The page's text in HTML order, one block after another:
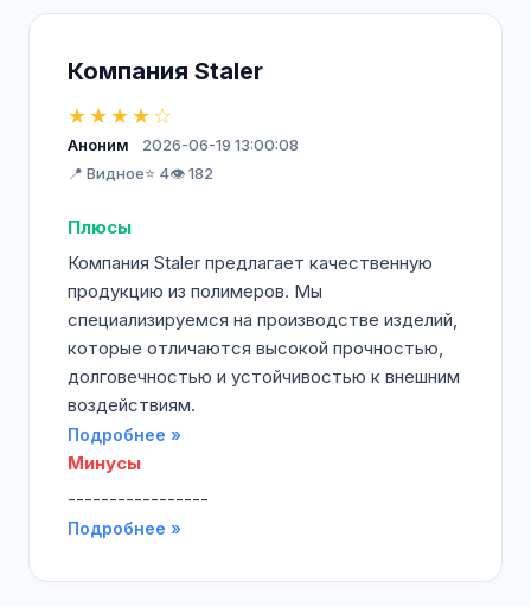
Компания Staler
★★★★☆
Аноним
2026-06-19 13:00:08
📍 Видное⭐ 4👁️ 182
Плюсы
Компания Staler предлагает качественную
продукцию из полимеров. Мы
специализируемся на производстве изделий,
которые отличаются высокой прочностью,
долговечностью и устойчивостью к внешним
воздействиям.
Подробнее »
Минусы
-----------------
Подробнее »